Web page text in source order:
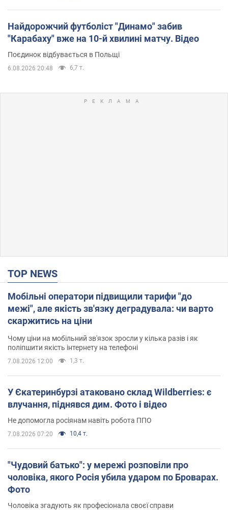
Найдорожчий футболіст "Динамо" забив
"Карабаху" вже на 10-й хвилині матчу. Відео
Поєдинок відбувається в Польщі
6.08.2026 20:48 6,7 т.
TOP NEWS
Мобільні оператори підвищили тарифи "до
межі", але якість зв'язку деградувала: чи варто
скаржитись на ціни
Чому ціни на мобільний зв'язок зросли у кілька разів і як
поліпшити якість інтернету на телефоні
7.08.2026 12:00 1,3 т.
У Єкатеринбурзі атаковано склад Wildberries: є
влучання, піднявся дим. Фото і відео
Не допомогла росіянам навіть робота ППО
7.08.2026 07:20 10,4 т.
"Чудовий батько": у мережі розповіли про
чоловіка, якого Росія убила ударом по Броварах.
Фото
Чоловіка згадують як професіонала своєї справи